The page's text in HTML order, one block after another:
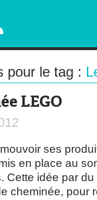
GUÉRILLA MARKETING
pour le tag :
LEGO
ses
en place au
Cette idée par
cheminée, pour